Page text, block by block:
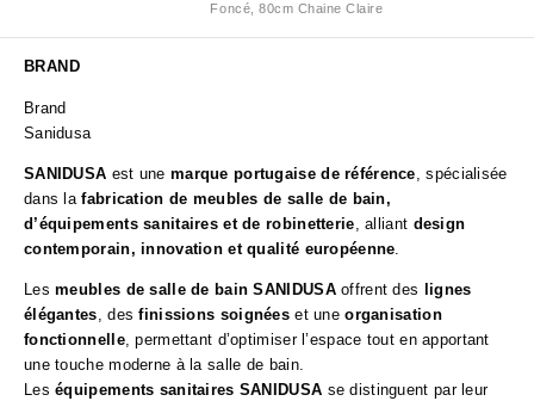
Foncé, 80cm Chaine Claire
BRAND
Brand
Sanidusa
SANIDUSA est une marque portugaise de référence, spécialisée
dans lafabrication de meubles de salle de bain,
d’équipements sanitaires et de robinetterie, alliant design
contemporain, innovation et qualité européenne.
Lesmeubles de salle de bain SANIDUSAoffrent des
lignes
élégantes, desfinissions soignéeset uneorganisation
fonctionnelle, permettant d’optimiser l’espace tout en apportant
une touche moderne à la salle de bain.
Leséquipements sanitaires SANIDUSA se distinguent par leur